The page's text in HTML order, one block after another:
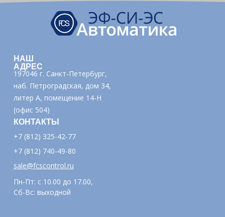
НАШ
АДРЕС
КОНТАКТЫ
197046 г. Санкт-Петербург,
наб. Петроградская, дом 34,
литер А, помещение 14-Н
(офис 504)
+7 (812) 325-42-77
+7 (812) 740-49-80
sale@fcscontrol.ru
Пн-Пт: с 10.00 до 17.00,
Сб-Вс: выходной